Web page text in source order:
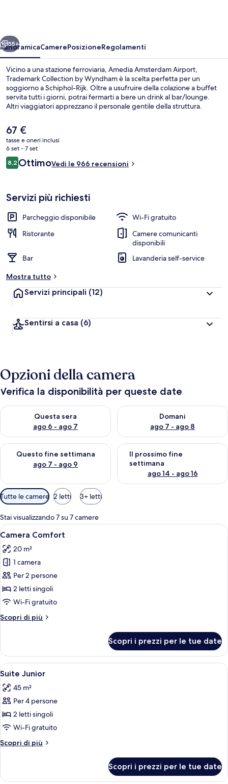
by
Wyndham
Avanti
55+
PanoramicaCamerePosizioneRegolamenti
Vicino a una stazione ferroviaria, Amedia Amsterdam Airport,
Trademark Collection by Wyndham è la scelta perfetta per un
soggiorno a Schiphol-Rijk. Oltre a usufruire della colazione a buffet
servita tutti i giorni, potrai fermarti a bere un drink al bar/lounge.
Altri viaggiatori apprezzano il personale gentile della struttura.
Il
prezzo
attuale
è
67 €
67 €
tasse e oneri inclusi
6 set - 7 set
Recensioni
8,28,2 su 10
OttimoVedi le 966 recensioni
Servizi più richiesti
Parcheggio disponibile
Wi-Fi gratuito
Ristorante
Camere comunicanti
disponibili
Bar
Lavanderia self-service
Mostra tutto
Servizi principali (12)
Sentirsi a casa (6)
Opzioni della camera
Verifica la disponibilità per queste date
Questa sera
ago 6 - ago 7
Verifica la disponibilità per questa sera, ago 6 - ago 7
Domani
ago 7 - ago 8
Verifica la disponibilità per
Questo fine settimana
ago 7 - ago 9
Verifica la disponibilità per questo fine settimana, ago 7 - ago
Il prossimo fine
settimana
ago 14 - ago 16
Verifica la disponibilità per il
Filtri
disponibili
per
le
camere
Tutte le camere 2 letti 3+ letti
Stai visualizzando 7 su 7 camere
Apri
tutte
le
foto
per
Camera
Comfort
Camera d'albergo con due letti, una
6
Camera Comfort
20 m²
1 camera
Per 2 persone
2 letti singoli
Wi-Fi gratuito
Scopri di più
Altri
Comfort
Scopri i prezzi per le tue date
Apri
tutte
le
foto
per
Suite
Junior
Camera d'albergo compatta con
6
Suite Junior
45 m²
Per 4 persone
2 letti singoli
Wi-Fi gratuito
Scopri di più
Altri
Junior
Scopri i prezzi per le tue date